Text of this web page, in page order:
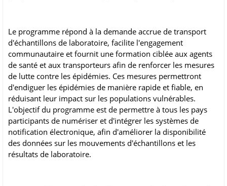
Le programme répond à la demande accrue de transport
d'échantillons de laboratoire, facilite l'engagement
communautaire et fournit une formation ciblée aux agents
de santé et aux transporteurs afin de renforcer les mesures
de lutte contre les épidémies. Ces mesures permettront
d'endiguer les épidémies de manière rapide et fiable, en
réduisant leur impact sur les populations vulnérables.
L'objectif du programme est de permettre à tous les pays
participants de numériser et d'intégrer les systèmes de
notification électronique, afin d'améliorer la disponibilité
des données sur les mouvements d'échantillons et les
résultats de laboratoire.